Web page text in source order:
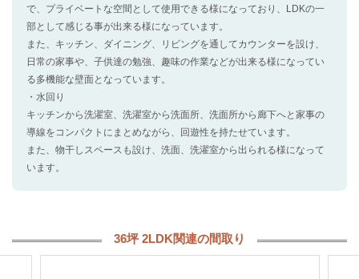
で、プライベートな空間として使用できる様になっており、LDKの一
部として感じる事が出来る様になっています。
また、キッチン、ダイニング、リビングを通してカウンターを設け、
日常の家事や、子供達の勉強、趣味の作業などが出来る様になってい
る多機能な壁面となっています。
・水回り
キッチンから洗濯室、洗濯室から洗面所、洗面所から廊下へと家事の
導線をコンパクトにまとめながら、回遊性を持たせています。
また、物干しスペースも設け、洗面、洗濯室から出られる様になって
います。
36坪 2LDK関連の間取り